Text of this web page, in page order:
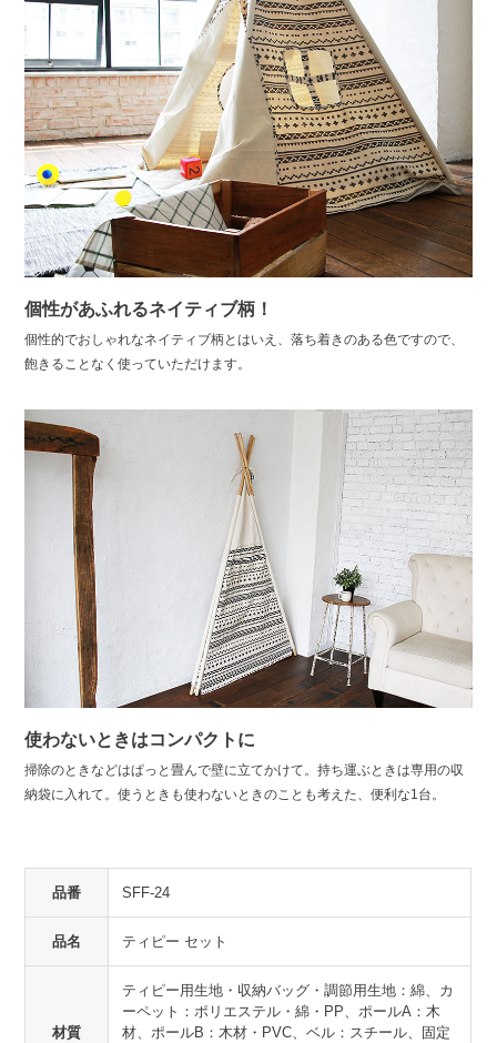
個性があふれるネイティブ柄！
個性的でおしゃれなネイティブ柄とはいえ、落ち着きのある色ですので、
飽きることなく使っていただけます。
使わないときはコンパクトに
掃除のときなどはぱっと畳んで壁に立てかけて。持ち運ぶときは専用の収
納袋に入れて。使うときも使わないときのことも考えた、便利な1台。
品番 SFF-24
品名 ティピー セット
材質
ティピー用生地・収納バッグ・調節用生地：綿、カ
ーペット：ポリエステル・綿・PP、ポールA：木
材、ポールB：木材・PVC、ベル：スチール、固定